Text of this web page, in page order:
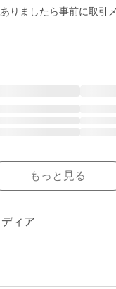
りましたら事前に取引
もっと見る
ィア